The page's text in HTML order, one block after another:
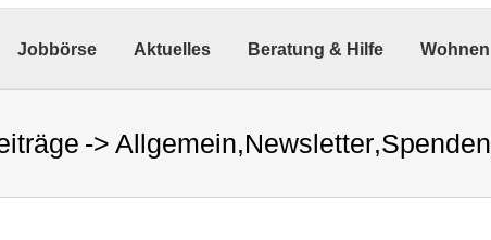
Jobbörse Aktuelles Beratung & Hilfe Wohnen
Allgemein,Newsletter,Spenden